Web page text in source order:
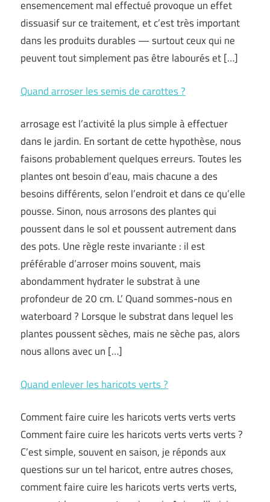
ensemencement mal effectué provoque un effet
dissuasif sur ce traitement, et c’est très important
dans les produits durables — surtout ceux qui ne
peuvent tout simplement pas être labourés et […]
Quand arroser les semis de carottes ?
arrosage est l’activité la plus simple à effectuer
dans le jardin. En sortant de cette hypothèse, nous
faisons probablement quelques erreurs. Toutes les
plantes ont besoin d’eau, mais chacune a des
besoins différents, selon l’endroit et dans ce qu’elle
pousse. Sinon, nous arrosons des plantes qui
poussent dans le sol et poussent autrement dans
des pots. Une règle reste invariante : il est
préférable d’arroser moins souvent, mais
abondamment hydrater le substrat à une
profondeur de 20 cm. L’ Quand sommes-nous en
waterboard ? Lorsque le substrat dans lequel les
plantes poussent sèches, mais ne sèche pas, alors
nous allons avec un […]
Quand enlever les haricots verts ?
Comment faire cuire les haricots verts verts verts
Comment faire cuire les haricots verts verts verts ?
C’est simple, souvent en saison, je réponds aux
questions sur un tel haricot, entre autres choses,
comment faire cuire les haricots verts verts verts,